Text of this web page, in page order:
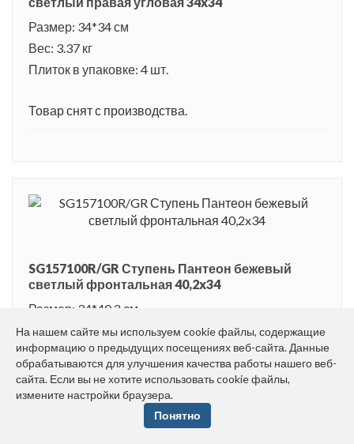
Размер: 34*34 см
Вес: 3.37 кг
Плиток в упаковке: 4 шт.
Товар снят с производства.
SG157100R/GR Ступень Пантеон бежевый
светлый фронтальная 40,2x34
Размер: 34*40.2 см
Вес: 3.215 кг
Плиток в упаковке: 4 шт.
Товар снят с производства.
На нашем сайте мы используем cookie файлы, содержащие
информацию о предыдущих посещениях веб-сайта. Данные
обрабатываются для улучшения качества работы нашего веб-
сайта. Если вы не хотите использовать cookie файлы,
измените настройки браузера.
Понятно